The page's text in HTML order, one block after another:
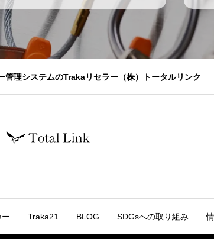
管理システムのTrakaリセラー（株）トータルリンク
Traka21 BLOG SDGsへの取り組み